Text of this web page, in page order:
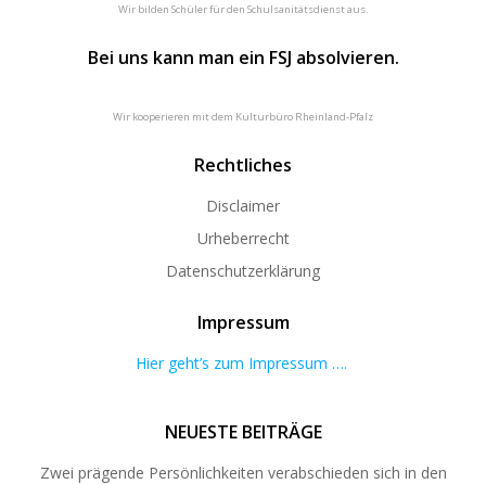
Wir bilden Schüler für den Schulsanitätsdienst aus.
Bei uns kann man ein FSJ absolvieren.
Wir kooperieren mit dem Kulturbüro Rheinland-Pfalz
Rechtliches
Disclaimer
Urheberrecht
Datenschutzerklärung
Impressum
Hier geht’s zum Impressum ….
NEUESTE BEITRÄGE
Zwei prägende Persönlichkeiten verabschieden sich in den